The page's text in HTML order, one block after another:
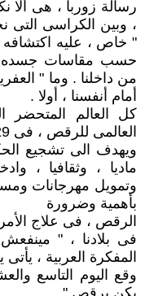
رسالة زوربا ، هى ألا
، وبين الكراسى التى
" خاص ، عليه
حسب مقاسات جسده
من داخلنا . وما "
أمام أنفسنا ، أولا .
كل العالم المتحضر
العالمى للرقص ، فى 29 أبريل .
ويهدف الى تشجيع
ماديا ، وثقافيا ،
وتمويل مهرجانات
بأهمية وضرورة
الرقص ، فى علاج
المفكرة العربية ، يأتى يوم 30 أبريل ، بعد يوم 28
وقع اليوم التاسع